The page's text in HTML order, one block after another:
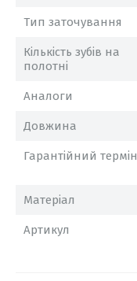
Тип заточування
Кількість зубів на
полотні
Аналоги
Довжина
Гарантійний термін
Матеріал
Артикул